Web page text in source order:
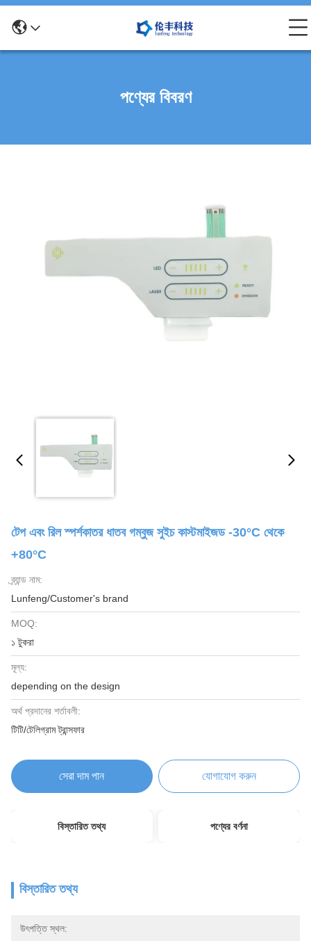
পণ্যের বিবরণ
টেপ এবং রিল স্পর্শকাতর ধাতব গম্বুজ সুইচ কাস্টমাইজড -30°C থেকে
+80°C
ব্র্যান্ড নাম:
Lunfeng/Customer's brand
MOQ:
১ টুকরা
মূল্য:
depending on the design
অর্থ প্রদানের শর্তাবলী:
টিটি/টেলিগ্রাম ট্রান্সফার
সেরা দাম পান যোগাযোগ করুন
বিস্তারিত তথ্য পণ্যের বর্ণনা
বিস্তারিত তথ্য
উৎপত্তি স্থল: